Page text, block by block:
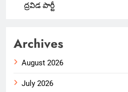
ద్రవిడ పార్టీ
Archives
August 2026
July 2026